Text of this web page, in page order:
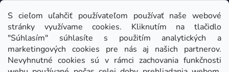
S cieľom uľahčiť používateľom používať naše webové
stránky využívame cookies. Kliknutím na tlačidlo
"Súhlasím" súhlasíte s použitím analytických a
marketingových cookies pre nás aj našich partnerov.
Nevyhnutné cookies sú v rámci zachovania funkčnosti
Instagram